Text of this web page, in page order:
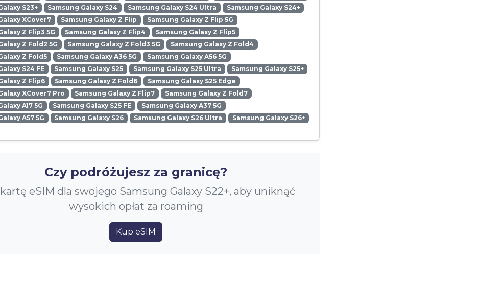
S23+
Samsung Galaxy S24 Samsung Galaxy S24 Ultra
Samsung Galaxy S24+
XCover7
Samsung Galaxy Z Flip
Samsung Galaxy Z Flip 5G
Z Flip3 5G
Samsung Galaxy Z Flip4
Samsung Galaxy Z Flip5
Z Fold2 5G
Samsung Galaxy Z Fold3 5G
Samsung Galaxy Z Fold4
Z Fold5
Samsung Galaxy A36 5G
Samsung Galaxy A56 5G
S24 FE
Samsung Galaxy S25 Samsung Galaxy S25 Ultra
Samsung Galaxy S25+
Z Flip6
Samsung Galaxy Z Fold6
Samsung Galaxy S25 Edge
XCover7 Pro
Samsung Galaxy Z Flip7
Samsung Galaxy Z Fold7
A17 5G
Samsung Galaxy S25 FE
Samsung Galaxy A37 5G
A57 5G
Samsung Galaxy S26 Samsung Galaxy S26 Ultra Samsung Galaxy S26+
Czy podróżujesz za granicę?
eSIM dla swojego Samsung Galaxy S22+, aby uniknąć
wysokich opłat za roaming
Kup eSIM